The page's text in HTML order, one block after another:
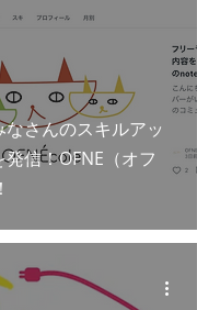
さんのスキルアッ
信！OFNE（オフ